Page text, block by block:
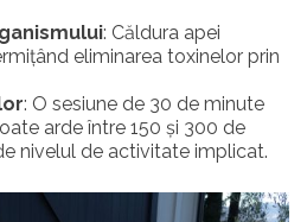
: Căldura apei
eliminarea toxinelor prin
: O sesiune de 30 de minute
arde între 150 și 300 de
nivelul de activitate implicat.